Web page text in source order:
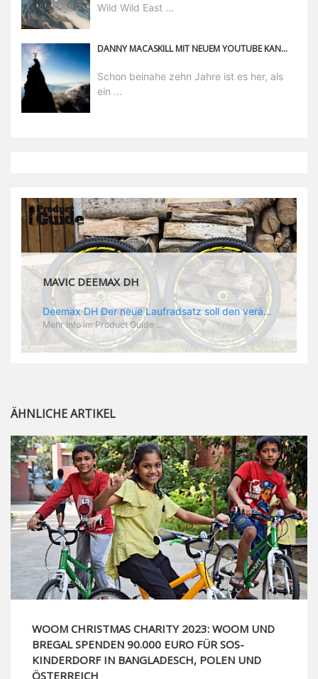
Wild Wild East ...
DANNY MACASKILL MIT NEUEM YOUTUBE KANAL
Schon beinahe zehn Jahre ist es her, als
ein ...
MAVIC DEEMAX DH
Deemax DH Der neue Laufradsatz soll den veränderten Ansprüchen im Downhill Einsatz gerecht werden: die Geschwindigkeiten werden immer höher, die Kräfte, die aufs Material wirken ebenfalls. Damit steigen natürlich auch die Ansprüche der Fahrer ans Material. Das einzige, was eventuell niedriger wird, ist der Reifendruck. Somit ergibt sich der Anforderungskatalog an das Deemax-Update. Hier ist das Ergebnis: - der Laufradsatz bekam eine neue Felge mit 28 mm Innenbreite. Laut Scott Sharples ist das der beste Kompromiss aus Stabilität, Gewicht und Steifigkeit, vor allem aber passt diese Breite am besten zu den Reifen, die aktuell auf dem Markt sind und im Renneinsatz gefahren werden. Es gehe auch breite und schmaler, 28 mm hätten sich aber im Test als Optimum herausgestellt. - mit einem 4D-Fertigungsprozess wurde die Materialverteilung optimiert: Stabilität dort, wo sie erforderlich ist, Gewichtsersparnis da, wo es Sinn macht. Somit gibt Mavic eine GGewichtsersparnis von 15 % an, ohne an Stabilität einzubüßen - neue, ultraleichte „double butted“ Speichen und ein super effizienter Freilauf - Mavics bewährtes UST System für perfekte Kompatibilität mit Tubeless Reifen - Gewicht (Laufradset): 1944 g)
Mehr Info im Product Guide ...
ÄHNLICHE ARTIKEL
WOOM CHRISTMAS CHARITY 2023: WOOM UND
BREGAL SPENDEN 90.000 EURO FÜR SOS-
KINDERDORF IN BANGLADESCH, POLEN UND
ÖSTERREICH